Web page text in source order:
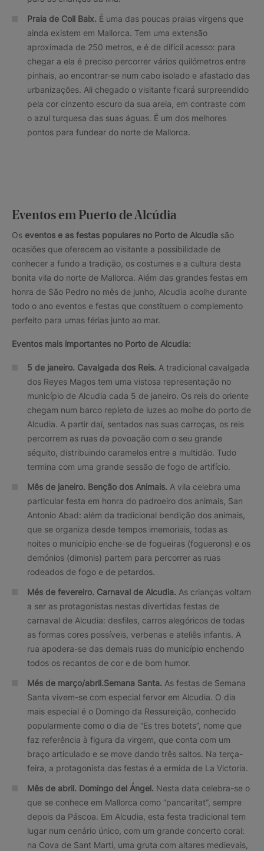
Praia de Coll Baix. É uma das poucas praias virgens que
ainda existem em Mallorca. Tem uma extensão
aproximada de 250 metros, e é de difícil acesso: para
chegar a ela é preciso percorrer vários quilómetros entre
pinhais, ao encontrar-se num cabo isolado e afastado das
urbanizações. Ali chegado o visitante ficará surpreendido
pela cor cinzento escuro da sua areia, em contraste com
o azul turquesa das suas águas. É um dos melhores
pontos para fundear do norte de Mallorca.
Eventos em Puerto de Alcúdia
Os eventos e as festas populares no Porto de Alcudia são
ocasiões que oferecem ao visitante a possibilidade de
conhecer a fundo a tradição, os costumes e a cultura desta
bonita vila do norte de Mallorca. Além das grandes festas em
honra de São Pedro no mês de junho, Alcudia acolhe durante
todo o ano eventos e festas que constituem o complemento
perfeito para umas férias junto ao mar.
Eventos mais importantes no Porto de Alcudia:
5 de janeiro. Cavalgada dos Reis. A tradicional cavalgada
dos Reyes Magos tem uma vistosa representação no
município de Alcudia cada 5 de janeiro. Os reis do oriente
chegam num barco repleto de luzes ao molhe do porto de
Alcudia. A partir daí, sentados nas suas carroças, os reis
percorrem as ruas da povoação com o seu grande
séquito, distribuindo caramelos entre a multidão. Tudo
termina com uma grande sessão de fogo de artifício.
Mês de janeiro. Benção dos Animais. A vila celebra uma
particular festa em honra do padroeiro dos animais, San
Antonio Abad: além da tradicional bendição dos animais,
que se organiza desde tempos imemoriais, todas as
noites o município enche-se de fogueiras (foguerons) e os
demónios (dimonis) partem para percorrer as ruas
rodeados de fogo e de petardos.
Més de fevereiro. Carnaval de Alcudia. As crianças voltam
a ser as protagonistas nestas divertidas festas de
carnaval de Alcudia: desfiles, carros alegóricos de todas
as formas cores possíveis, verbenas e ateliês infantis. A
rua apodera-se das demais ruas do município enchendo
todos os recantos de cor e de bom humor.
Més de março/abril.Semana Santa. As festas de Semana
Santa vivem-se com especial fervor em Alcudia. O dia
mais especial é o Domingo da Ressureição, conhecido
popularmente como o dia de “Es tres botets”, nome que
faz referência à figura da virgem, que conta com um
braço articulado e se move dando três saltos. Na terça-
feira, a protagonista das festas é a ermida de La Victoria.
Mês de abril. Domingo del Ángel. Nesta data celebra-se o
que se conhece em Mallorca como “pancaritat”, sempre
depois da Páscoa. Em Alcudia, esta festa tradicional tem
lugar num cenário único, com um grande concerto coral:
na Cova de Sant Martí, uma gruta com altares medievais,